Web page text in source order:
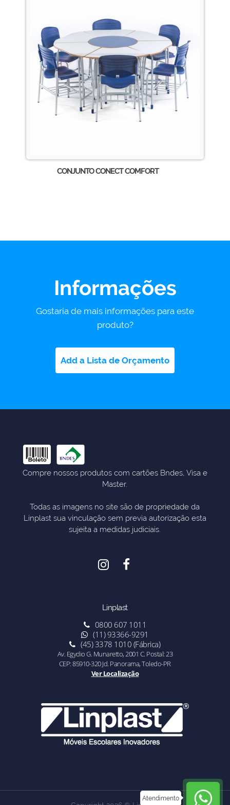
CONJUNTO CONECT COMFORT
Informações
Gostaria de mais informações para este
produto?
Add a Lista de Orçamento
Compre nossos produtos com cartões Bndes, Visa e
Master.
Todas as imagens no site são de propriedade da
Linplast sua vinculação sem previa autorização esta
sujeita a medidas judiciais.
Linplast
0800 607 1011
(11) 93366-9291
(45) 3378 1010 (Fábrica)
Av. Egydio G. Munaretto, 2001 C. Postal: 23
CEP: 85910-320 Jd. Panorama, Toledo-PR
Ver Localização
Atendimento